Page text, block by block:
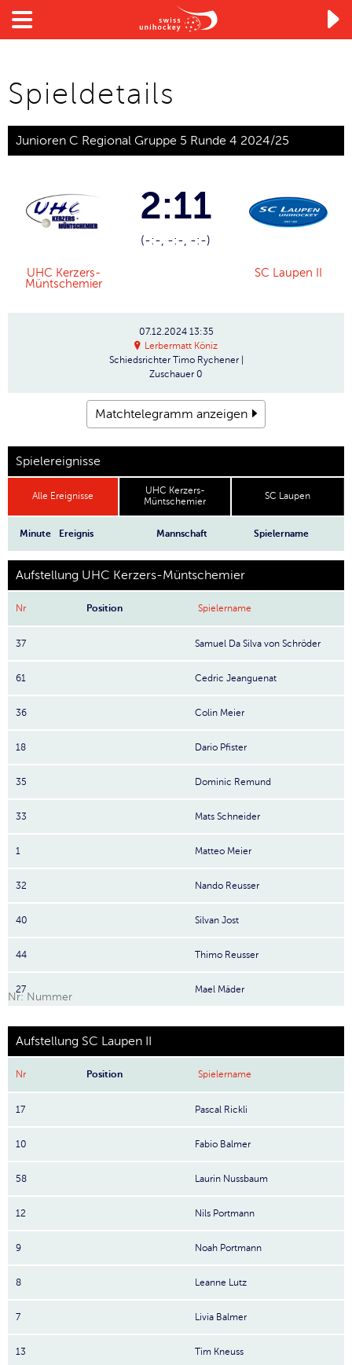

Spieldetails
Junioren C Regional Gruppe 5 Runde 4 2024/25
UHC Kerzers-
Müntschemier
2:11
(-:-, -:-, -:-)
SC Laupen II
07.12.2024 13:35
Lerbermatt Köniz
Schiedsrichter Timo Rychener |
Zuschauer 0
Matchtelegramm anzeigen
Spielereignisse
Alle Ereignisse
UHC Kerzers-
Müntschemier
SC Laupen
Minute Ereignis Mannschaft Spielername
Aufstellung UHC Kerzers-Müntschemier
Nr Position Spielername
37 Samuel Da Silva von Schröder
61 Cedric Jeanguenat
36 Colin Meier
18 Dario Pfister
35 Dominic Remund
33 Mats Schneider
1 Matteo Meier
32 Nando Reusser
40 Silvan Jost
44 Thimo Reusser
27 Mael Mäder
Nr: Nummer
Aufstellung SC Laupen II
Nr Position Spielername
17 Pascal Rickli
10 Fabio Balmer
58 Laurin Nussbaum
12 Nils Portmann
9 Noah Portmann
8 Leanne Lutz
7 Livia Balmer
13 Tim Kneuss